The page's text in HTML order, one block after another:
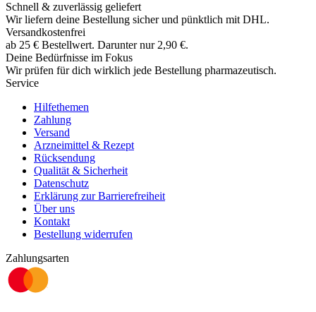
Schnell & zuverlässig geliefert
Wir liefern deine Bestellung sicher und pünktlich mit DHL.
Versandkostenfrei
ab 25 € Bestellwert. Darunter nur 2,90 €.
Deine Bedürfnisse im Fokus
Wir prüfen für dich wirklich jede Bestellung pharmazeutisch.
Service
Hilfethemen
Zahlung
Versand
Arzneimittel & Rezept
Rücksendung
Qualität & Sicherheit
Datenschutz
Erklärung zur Barrierefreiheit
Über uns
Kontakt
Bestellung widerrufen
Zahlungsarten